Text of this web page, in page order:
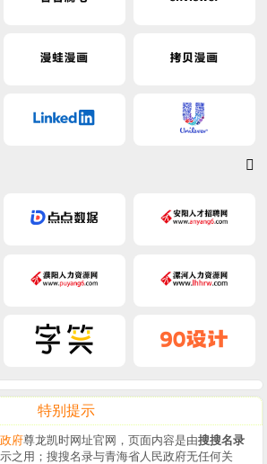
特别提示
府尊龙凯时网址官网，页面内容是由搜搜名录
之用；搜搜名录与青海省人民政府无任何关